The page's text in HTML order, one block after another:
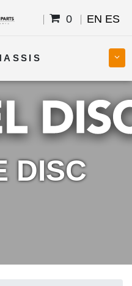
0 EN ES
BODY
ELECTRICAL
DISC